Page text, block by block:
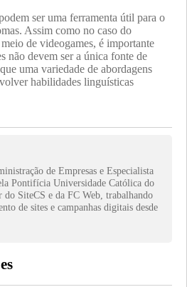
ser uma ferramenta útil para o
Assim como no caso do
de videogames, é importante
não devem ser a única fonte de
uma variedade de abordagens
habilidades linguísticas
de Empresas e Especialista
Pontifícia Universidade Católica do
do SiteCS e da FC Web, trabalhando
de sites e campanhas digitais desde